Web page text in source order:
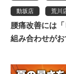
動坂店 荒川
腰痛改善には
組み合わせがお